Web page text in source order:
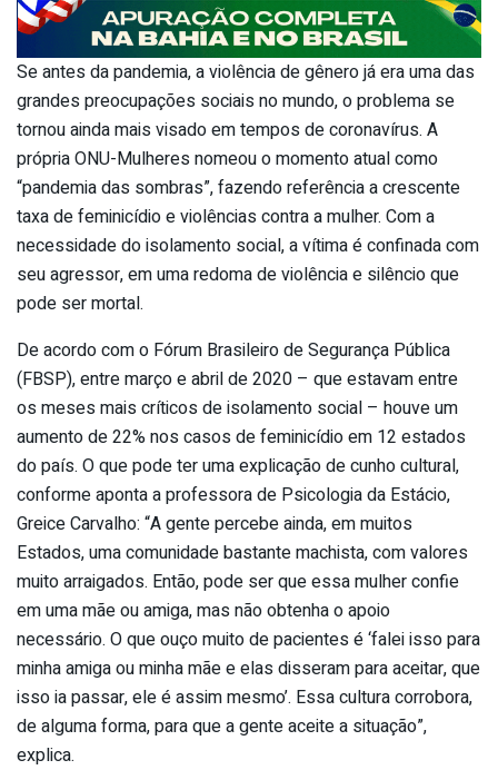
Se antes da pandemia, a violência de gênero já era uma das
grandes preocupações sociais no mundo, o problema se
tornou ainda mais visado em tempos de coronavírus. A
própria ONU-Mulheres nomeou o momento atual como
“pandemia das sombras”, fazendo referência a crescente
taxa de feminicídio e violências contra a mulher. Com a
necessidade do isolamento social, a vítima é confinada com
seu agressor, em uma redoma de violência e silêncio que
pode ser mortal.
De acordo com o Fórum Brasileiro de Segurança Pública
(FBSP), entre março e abril de 2020 – que estavam entre
os meses mais críticos de isolamento social – houve um
aumento de 22% nos casos de feminicídio em 12 estados
do país. O que pode ter uma explicação de cunho cultural,
conforme aponta a professora de Psicologia da Estácio,
Greice Carvalho: “A gente percebe ainda, em muitos
Estados, uma comunidade bastante machista, com valores
muito arraigados. Então, pode ser que essa mulher confie
em uma mãe ou amiga, mas não obtenha o apoio
necessário. O que ouço muito de pacientes é ‘falei isso para
minha amiga ou minha mãe e elas disseram para aceitar, que
isso ia passar, ele é assim mesmo’. Essa cultura corrobora,
de alguma forma, para que a gente aceite a situação”,
explica.